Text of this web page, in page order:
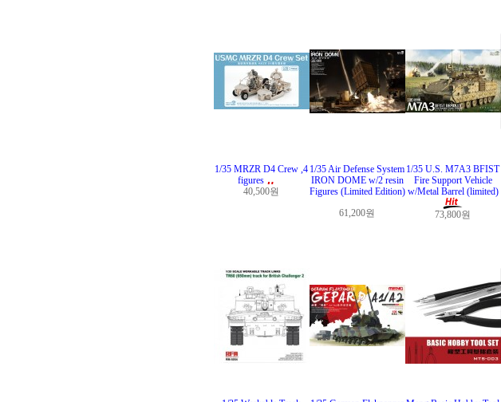
1/35 MRZR D4 Crew ,4
figures
40,500원
1/35 Air Defense System
IRON DOME w/2 resin
Figures (Limited Edition)
61,200원
1/35 U.S. M7A3 BFIST
Fire Support Vehicle
w/Metal Barrel (limited)
73,800원